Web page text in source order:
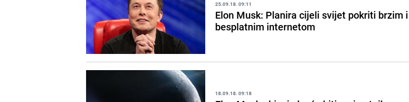
25.09.18. 09:11
Elon Musk: Planira cijeli svijet pokriti brzim i
besplatnim internetom
18.09.18. 09:18